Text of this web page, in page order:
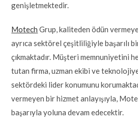
genişletmektedir.
Motech Grup, kaliteden ödün
ayrıca sektörel çeşitliliğiyle başarılı
çıkmaktadır. Müşteri memnuniyetini
tutan firma, uzman ekibi ve teknolojiye
sektördeki lider konumunu
vermeyen bir hizmet anlayışıyla,
başarıyla yoluna devam edecektir.